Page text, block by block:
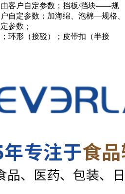
客户自定参数；挡板/挡块——规
自定参数；加海绵、泡棉—规格、
参数；
环形（接驳）；皮带扣（半接